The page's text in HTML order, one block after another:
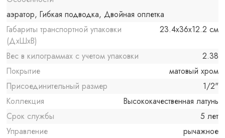
аэратор, Гибкая подводка, Двойная оплетка
Габариты транспортной упаковки
(ДхШхВ)
23.4x36x12.2 см
Вес в килограммах с учетом упаковки
2.38
Покрытие
матовый хром
Присоединительный размер
1/2"
Коллекция
Высококачественная латунь
Срок службы
5 лет
Управление
рычажное